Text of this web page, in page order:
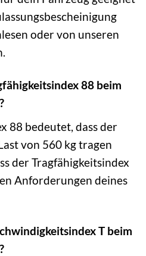
oder von unseren
88 beim
88 bedeutet, dass der
von 560 kg tragen
der Tragfähigkeitsindex
Anforderungen deines
T beim